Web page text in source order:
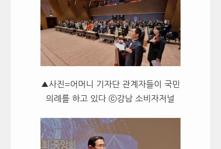
▲사진=어머니 기자단 관계자들이 국민
의례를 하고 있다 ⓒ강남 소비자저널